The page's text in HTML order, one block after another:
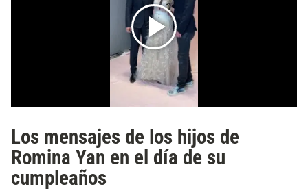
Los mensajes de los hijos de
Romina Yan en el día de su
cumpleaños